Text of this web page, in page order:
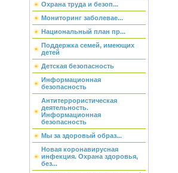
Охрана труда и безоп...
Мониторинг заболевае...
Национальный план пр...
Поддержка семей, имеющих
детей
Детская безопасность
Информационная
безопасность
Антитеррористическая
деятельность.
Информационная
безопасность
Мы за здоровый образ...
Новая коронавирусная
инфекция. Охрана здоровья,
без...